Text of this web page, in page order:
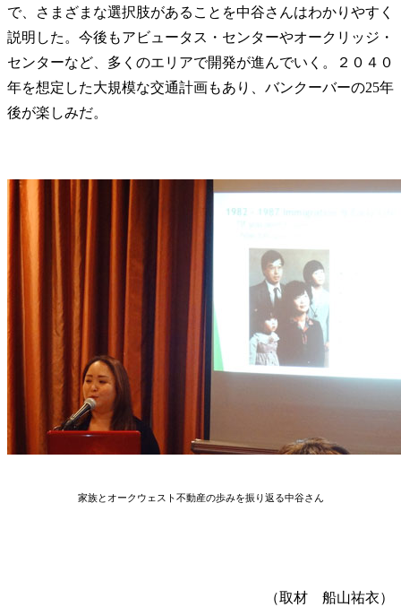
で、さまざまな選択肢があることを中谷さんはわかりやすく
説明した。今後もアビュータス・センターやオークリッジ・
センターなど、多くのエリアで開発が進んでいく。２０４０
年を想定した大規模な交通計画もあり、バンクーバーの25年
後が楽しみだ。
家族とオークウェスト不動産の歩みを振り返る中谷さん
（取材 船山祐衣）